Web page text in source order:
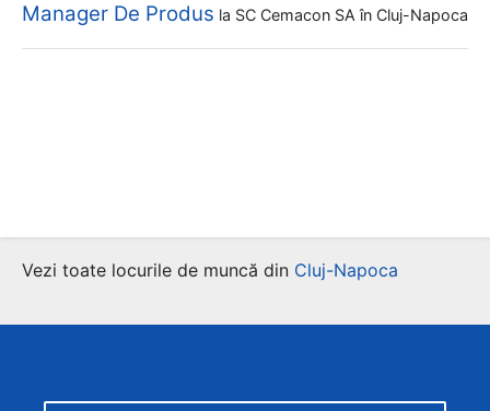
Manager De Produs la SC Cemacon SA în Cluj-Napoca
Vezi toate locurile de muncă din Cluj-Napoca